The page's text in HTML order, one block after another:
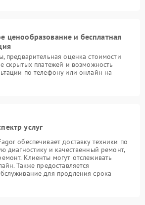
ценообразование и бесплатная
предварительная оценка стоимости
скрытых платежей и возможность
по телефону или онлайн на
услуг
обеспечивает доставку техники по
диагностику и качественный ремонт,
Клиенты могут отслеживать
Также предоставляется
для продления срока